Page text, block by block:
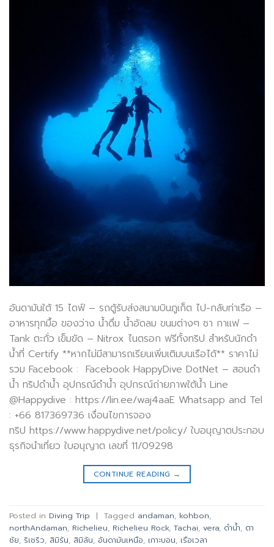
อันดามันใต้ 15 ไดฟ์ – รถตู้รับส่งสนามบินภูเก็ต ไป-กลับท่าเรือ –
อาหารทุกมื้อ ของว่าง น้ำดื่ม น้ำอัดลม ขนมต่างๆ ชา กาแฟ –
Tank ตะกั่ว เข็มขัด – Nitrox ไนตรอก ฟรีทั้งทริป สำหรับนักดำ
น้ำที่ Certify **หากไม่มีสามารถเรียนเพิ่มเติมบนเรือได้** ราคาไม่
รวม Facebook : Facebook HappyDive DotNet – สอนดำ
น้ำ ทริปดำน้ำ อุปกรณ์ดำน้ำ อุปกรณ์ถ่ายภาพใต้น้ำ Line
@Happydive : https://lin.ee/waj4aaE Whatsapp and Tel
: +66 817369736 เงื่อนไขการจอง
ทริป https://www.happydive.net/policy/ ใบอนุญาตประกอบ
ธุรกิจนำเที่ยว ใบอนุญาต เลขที่ 11/09298
CONTINUE READING →
Posted in Diving Trip | Tagged andaman, kohbon,
northAndaman, Richelieu, Richelieu Rock, Tachai, vera, ดำน้ำ, ตา
ชัย, ริเชริว, สิมิรัน, สิมิลัน, อันดามันเหนือ, เกาะบอน, เรือเวลา